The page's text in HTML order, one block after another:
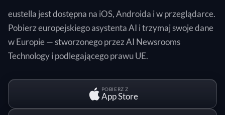
eustella jest dostępna na iOS, Androida i w przeglądarce.
Pobierz europejskiego asystenta AI i trzymaj swoje dane
w Europie — stworzonego przez AI Newsrooms
Technology i podlegającego prawu UE.
POBIERZ Z
App Store